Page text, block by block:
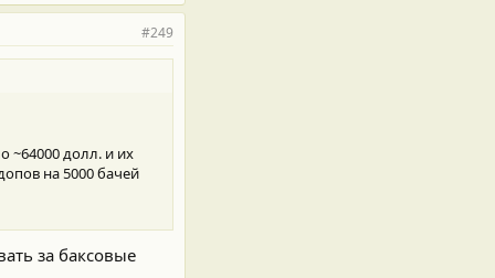
#249
~64000 долл. и их
на 5000 бачей
за баксовые